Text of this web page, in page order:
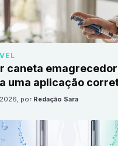
caneta
uma aplicação
, por Redação Sara